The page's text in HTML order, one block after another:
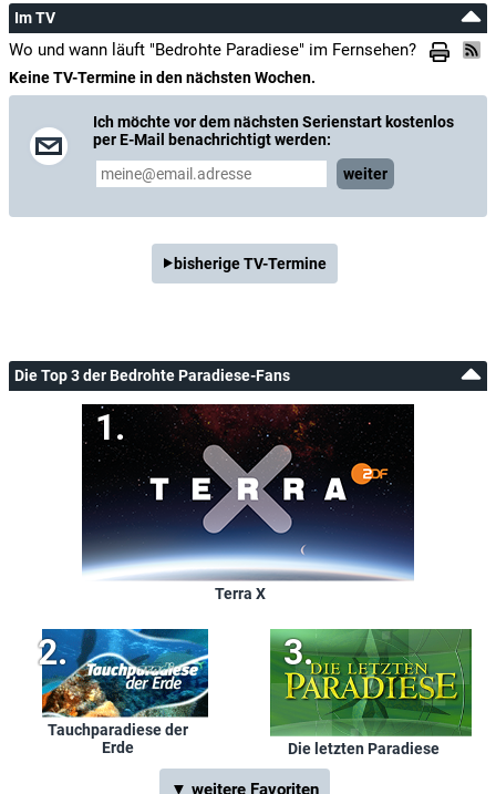
Im TV
Wo und wann läuft "Bedrohte Paradiese" im Fernsehen?
Keine TV-Termine in den nächsten Wochen.
Ich möchte vor dem nächsten Serienstart kostenlos
per E-Mail benachrichtigt werden:
weiter
bisherige TV-Termine
Die Top 3 der Bedrohte Paradiese-Fans
Terra X
Tauchparadiese der
Erde
Die letzten Paradiese
▼ weitere Favoriten